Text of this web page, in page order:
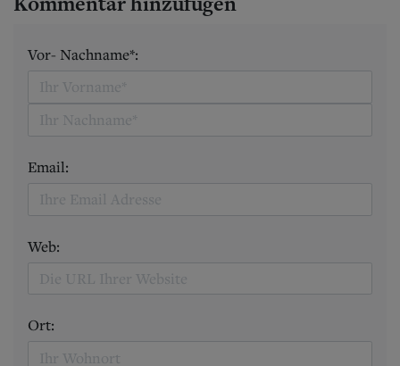
Vor- Nachname*:
Email:
Web:
Ort: